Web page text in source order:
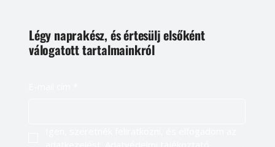
Légy naprakész, és értesülj elsőként
válogatott tartalmainkról